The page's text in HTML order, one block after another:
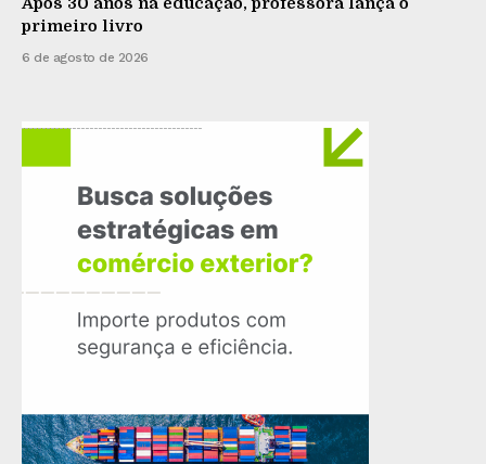
primeiro livro
6 de agosto de 2026